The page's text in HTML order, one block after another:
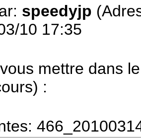
speedyjp
10 17:35
mettre dans
: